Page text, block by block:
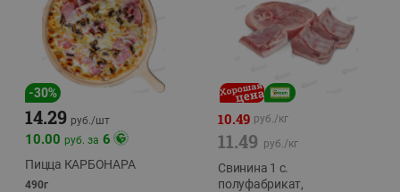
-30%
14.29 руб./шт
10.00 руб. за 6
Пицца КАРБОНАРА
490г
10.49 руб./кг
11.49 руб./кг
Свинина 1 с.
полуфабрикат,